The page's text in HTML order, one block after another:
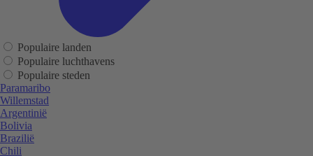
Populaire landen
Populaire luchthavens
Populaire steden
Paramaribo
Willemstad
Argentinië
Bolivia
Brazilië
Chili